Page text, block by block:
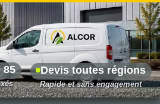
85 Devis toutes régions